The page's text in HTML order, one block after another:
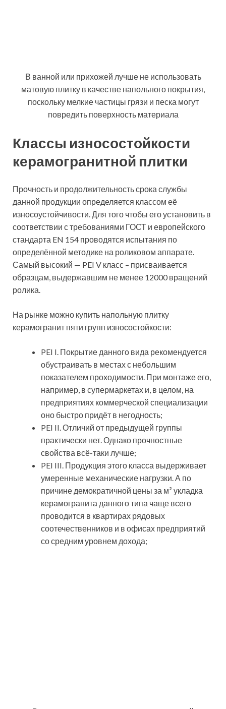
Важным преимуществом керамогранитной
облицовки является ее невосприимчивость к
образованию трещин и сколов
PEI IV. Такая плитка подходит для помещений
и их конструктивных компонентов,
использующихся достаточно интенсивно:
холлы, вестибюли, лестницы и т.д.;
PEI V. Эта плитка – самая износостойкая. Она
пригодна к использованию в местах с очень
большим потоком людей: перроны
метрополитена и ж./д. вокзала, дворцы
помещений, и на открытом пространстве.
точки зрения износостойкости, необходимо отметить
следующие моменты. Глазурованному
керамограниту присвоены PEI IV и PEI V классы. Ему
характерны высокая прочность и морозостойкость.
Однако, несмотря на последнее свойство, такая
плитка применяется преимущественно внутри
Полированный керамогранит изготавливается
класса PEI II и укладывается внутри помещений.
Использовать его для создания напольных покрытий
в ресторанах, кафе, вестибюлях и пр. не стоит,
поскольку при интенсивной эксплуатации
полированный слой быстро изотрётся.